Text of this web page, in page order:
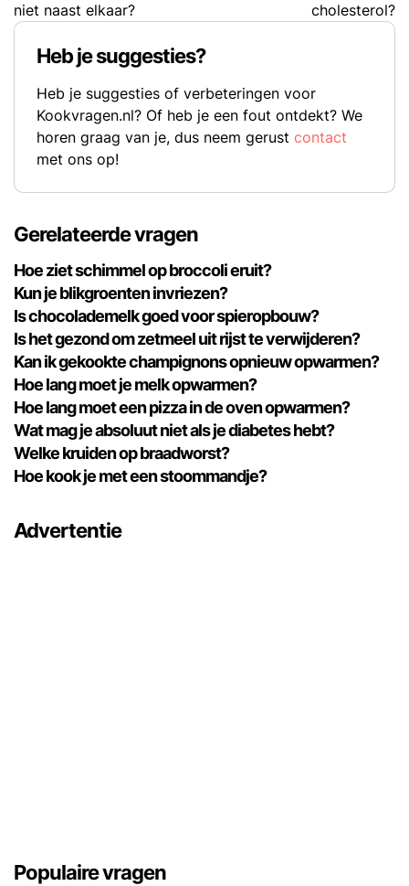
niet naast elkaar?
cholesterol?
Heb je suggesties?
Heb je suggesties of verbeteringen voor
Kookvragen.nl? Of heb je een fout ontdekt? We
horen graag van je, dus neem gerust contact
met ons op!
Gerelateerde vragen
Hoe ziet schimmel op broccoli eruit?
Kun je blikgroenten invriezen?
Is chocolademelk goed voor spieropbouw?
Is het gezond om zetmeel uit rijst te verwijderen?
Kan ik gekookte champignons opnieuw opwarmen?
Hoe lang moet je melk opwarmen?
Hoe lang moet een pizza in de oven opwarmen?
Wat mag je absoluut niet als je diabetes hebt?
Welke kruiden op braadworst?
Hoe kook je met een stoommandje?
Advertentie
Populaire vragen